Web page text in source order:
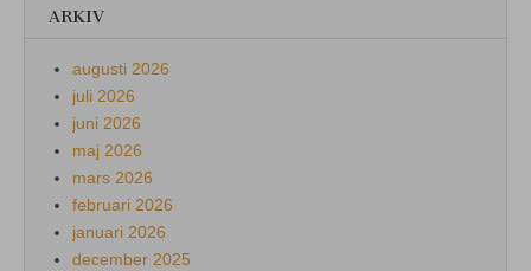
ARKIV
augusti 2026
juli 2026
juni 2026
maj 2026
mars 2026
februari 2026
januari 2026
december 2025